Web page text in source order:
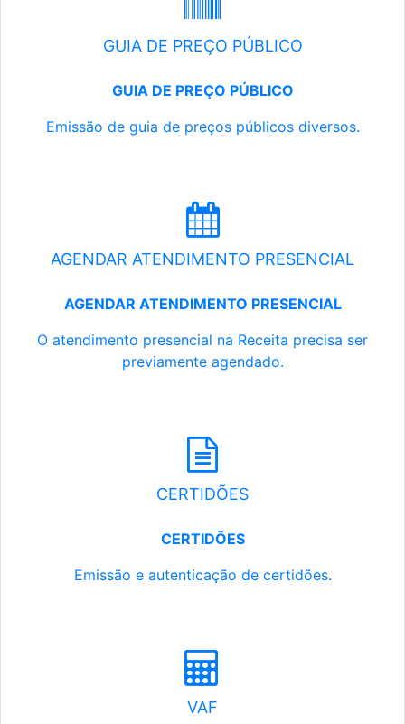
GUIA DE PREÇO PÚBLICO
GUIA DE PREÇO PÚBLICO
Emissão de guia de preços públicos diversos.
AGENDAR ATENDIMENTO PRESENCIAL
AGENDAR ATENDIMENTO PRESENCIAL
O atendimento presencial na Receita precisa ser
previamente agendado.
CERTIDÕES
CERTIDÕES
Emissão e autenticação de certidões.
VAF